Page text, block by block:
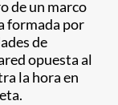
de un marco
formada por
de
opuesta al
la hora en